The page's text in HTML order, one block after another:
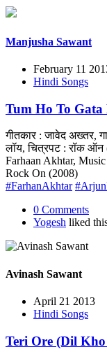
Manjusha Sawant
February 11
Hindi Songs
Tum Ho To Gata
गीतकार : जावेद अख्तर,
लॉय, चित्रपट : रॉक ऑन
Farhaan Akhtar,
Rock On (2008)
#FarhanAkhtar
0 Comments
Yogesh liked
Avinash Sawant
April 21 2013
Hindi Songs
Teri Ore (Dil Kho